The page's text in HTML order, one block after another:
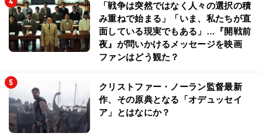
「戦争は突然ではなく人々の選択の積
み重ねで始まる」「いま、私たちが直
面している現実でもある」…『開戦前
夜』が問いかけるメッセージを映画
ファンはどう観た？
クリストファー・ノーラン監督最新
作、その原典となる「オデュッセイ
ア」とはなにか？